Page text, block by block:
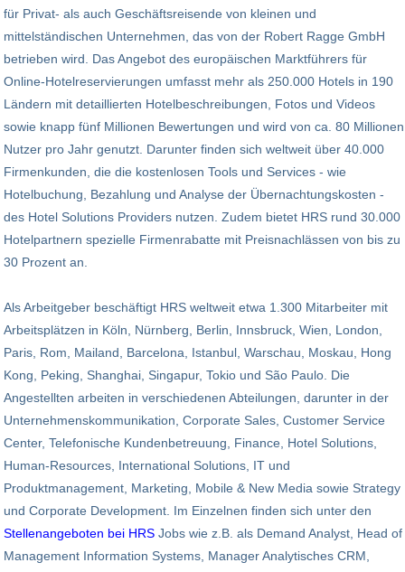
für Privat- als auch Geschäftsreisende von kleinen und
mittelständischen Unternehmen, das von der Robert Ragge GmbH
betrieben wird. Das Angebot des europäischen Marktführers für
Online-Hotelreservierungen umfasst mehr als 250.000 Hotels in 190
Ländern mit detaillierten Hotelbeschreibungen, Fotos und Videos
sowie knapp fünf Millionen Bewertungen und wird von ca. 80 Millionen
Nutzer pro Jahr genutzt. Darunter finden sich weltweit über 40.000
Firmenkunden, die die kostenlosen Tools und Services - wie
Hotelbuchung, Bezahlung und Analyse der Übernachtungskosten -
des Hotel Solutions Providers nutzen. Zudem bietet HRS rund 30.000
Hotelpartnern spezielle Firmenrabatte mit Preisnachlässen von bis zu
30 Prozent an.
Als Arbeitgeber beschäftigt HRS weltweit etwa 1.300 Mitarbeiter mit
Arbeitsplätzen in Köln, Nürnberg, Berlin, Innsbruck, Wien, London,
Paris, Rom, Mailand, Barcelona, Istanbul, Warschau, Moskau, Hong
Kong, Peking, Shanghai, Singapur, Tokio und São Paulo. Die
Angestellten arbeiten in verschiedenen Abteilungen, darunter in der
Unternehmenskommunikation, Corporate Sales, Customer Service
Center, Telefonische Kundenbetreuung, Finance, Hotel Solutions,
Human-Resources, International Solutions, IT und
Produktmanagement, Marketing, Mobile & New Media sowie Strategy
und Corporate Development. Im Einzelnen finden sich unter den
Stellenangeboten bei HRS Jobs wie z.B. als Demand Analyst, Head of
Management Information Systems, Manager Analytisches CRM,